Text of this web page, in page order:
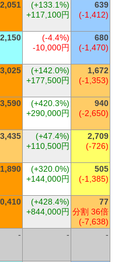
2,051
(+133.1%)
+117,100円
639
(-1,412)
2,150
(-4.4%)
-10,000円
680
(-1,470)
3,025
(+142.0%)
+177,500円
1,672
(-1,353)
3,590
(+420.3%)
+290,000円
940
(-2,650)
3,435
(+47.4%)
+110,500円
2,709
(-726)
1,890
(+320.0%)
+144,000円
505
(-1,385)
(+428.4%)
+844,000円
77
分割 36倍
(-7,638)
- - -